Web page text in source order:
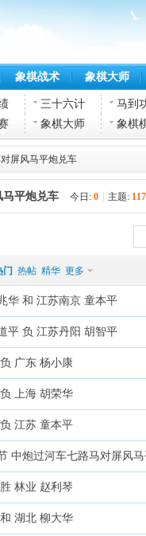
象棋战术 象棋大师
三十六计
马到
象棋大师 象棋
屏风马平炮兑车
马平炮兑车 今日: 0 主题:
门 热帖 精华 更多
华 和 江苏南京 童本平
平 负 江苏丹阳 胡智平
广东 杨小康
上海 胡荣华
江苏 童本平
中炮过河车七路马对屏风
林业 赵利琴
湖北 柳大华